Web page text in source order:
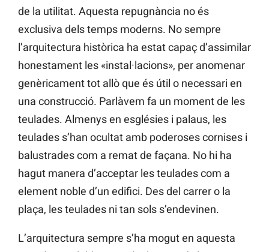
de la utilitat. Aquesta repugnància no és
exclusiva dels temps moderns. No sempre
l’arquitectura històrica ha estat capaç d’assimilar
honestament les «instal·lacions», per anomenar
genèricament tot allò que és útil o necessari en
una construcció. Parlàvem fa un moment de les
teulades. Almenys en esglésies i palaus, les
teulades s’han ocultat amb poderoses cornises i
balustrades com a remat de façana. No hi ha
hagut manera d’acceptar les teulades com a
element noble d’un edifici. Des del carrer o la
plaça, les teulades ni tan sols s’endevinen.
L’arquitectura sempre s’ha mogut en aquesta